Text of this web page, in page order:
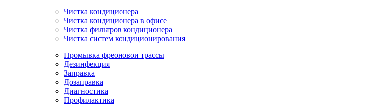
Чистка кондиционера
Чистка кондиционера в офисе
Чистка фильтров кондиционера
Чистка систем кондиционирования
Промывка фреоновой трассы
Дезинфекция
Заправка
Дозаправка
Диагностика
Профилактика